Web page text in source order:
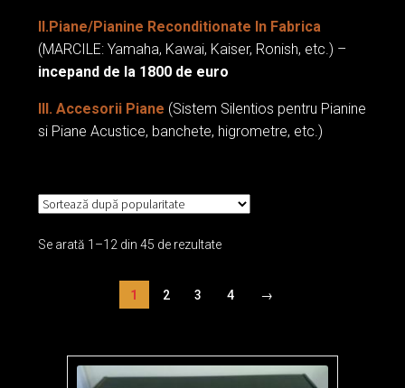
Piane cu Coada Perzina
Piane cu Coada Steinberg
Pianine Noi
Pianine C. Bechstein
Pianine Steinberg
II.Piane/Pianine Reconditionate In Fabrica
(MARCILE: Yamaha, Kawai, Kaiser, Ronish, etc.) –
incepand de la 1800 de euro
III. Accesorii Piane (Sistem Silentios pentru Pianine
si Piane Acustice, banchete, higrometre, etc.)
Se arată 1–12 din 45 de rezultate
1 2 3 4 →